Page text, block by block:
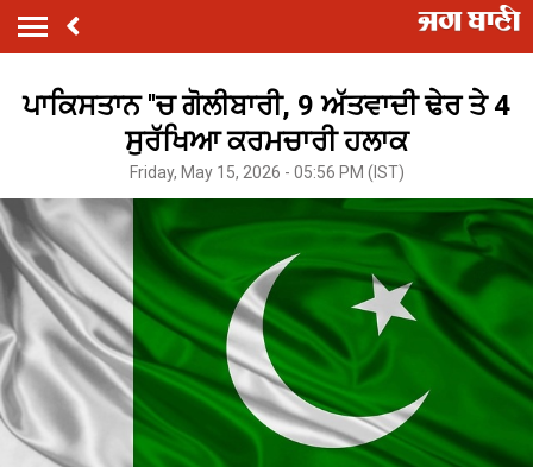
ਪਾਕਿਸਤਾਨ ''ਚ ਗੋਲੀਬਾਰੀ, 9 ਅੱਤਵਾਦੀ ਢੇਰ ਤੇ 4
ਸੁਰੱਖਿਆ ਕਰਮਚਾਰੀ ਹਲਾਕ
Friday, May 15, 2026 - 05:56 PM (IST)